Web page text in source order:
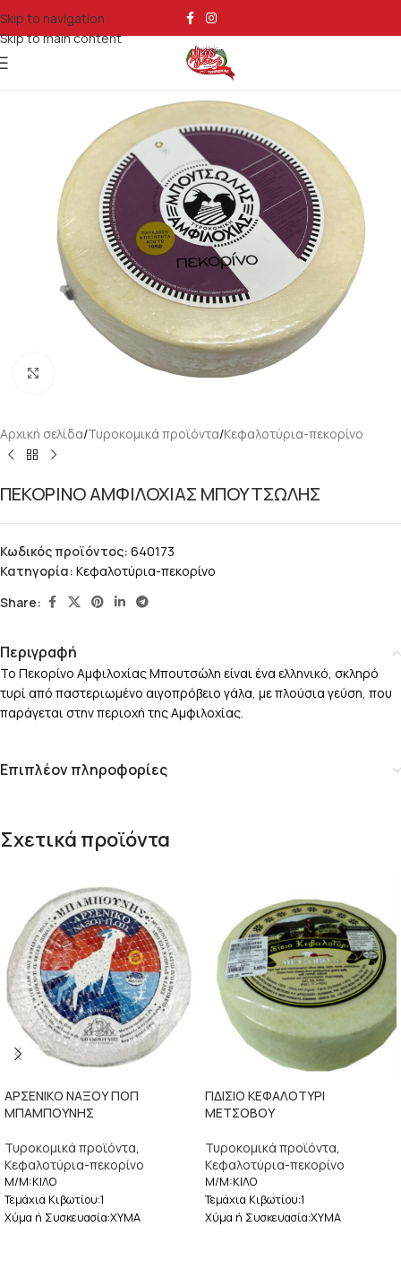
Skip to navigation
Skip to main content
Κάντε κλικ για μεγέθυνση
Αρχική σελίδα/Τυροκομικά προϊόντα/Κεφαλοτύρια-πεκορίνο
ΠΕΚΟΡΙΝΟ ΑΜΦΙΛΟΧΙΑΣ ΜΠΟΥΤΣΩΛΗΣ
Κωδικός προϊόντος: 640173
Κατηγορία: Κεφαλοτύρια-πεκορίνο
Share:
Περιγραφή
Το Πεκορίνο Αμφιλοχίας Μπουτσώλη είναι ένα ελληνικό, σκληρό
τυρί από παστεριωμένο αιγοπρόβειο γάλα, με πλούσια γεύση, που
παράγεται στην περιοχή της Αμφιλοχίας.
Επιπλέον πληροφορίες
Σχετικά προϊόντα
ΑΡΣΕΝΙΚΟ ΝΑΞΟΥ ΠΟΠ
ΜΠΑΜΠΟΥΝΗΣ
Τυροκομικά προϊόντα,
Κεφαλοτύρια-πεκορίνο
M/M:ΚΙΛΟ
Τεμάχια Κιβωτίου:1
Χύμα ή Συσκευασία:ΧΥΜΑ
ΓΙΔΙΣΙΟ ΚΕΦΑΛΟΤΥΡΙ
ΜΕΤΣΟΒΟΥ
Τυροκομικά προϊόντα,
Κεφαλοτύρια-πεκορίνο
M/M:ΚΙΛΟ
Τεμάχια Κιβωτίου:1
Χύμα ή Συσκευασία:XYMA